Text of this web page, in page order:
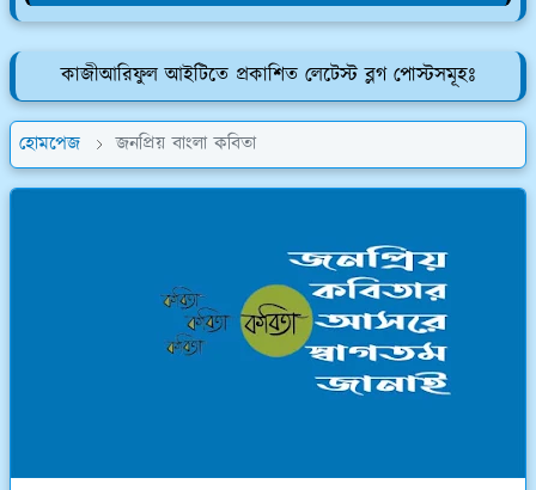
কাজীআরিফুল আইটিতে প্রকাশিত লেটেস্ট ব্লগ পোস্টসমূহঃ
হোমপেজ জনপ্রিয় বাংলা কবিতা